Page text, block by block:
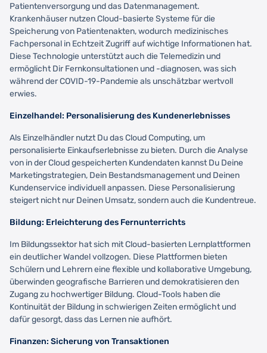
Patientenversorgung und das Datenmanagement.
Krankenhäuser nutzen Cloud-basierte Systeme für die
Speicherung von Patientenakten, wodurch medizinisches
Fachpersonal in Echtzeit Zugriff auf wichtige Informationen hat.
Diese Technologie unterstützt auch die Telemedizin und
ermöglicht Dir Fernkonsultationen und -diagnosen, was sich
während der COVID-19-Pandemie als unschätzbar wertvoll
erwies.
Einzelhandel: Personalisierung des Kundenerlebnisses
Als Einzelhändler nutzt Du das Cloud Computing, um
personalisierte Einkaufserlebnisse zu bieten. Durch die Analyse
von in der Cloud gespeicherten Kundendaten kannst Du Deine
Marketingstrategien, Dein Bestandsmanagement und Deinen
Kundenservice individuell anpassen. Diese Personalisierung
steigert nicht nur Deinen Umsatz, sondern auch die Kundentreue.
Bildung: Erleichterung des Fernunterrichts
Im Bildungssektor hat sich mit Cloud-basierten Lernplattformen
ein deutlicher Wandel vollzogen. Diese Plattformen bieten
Schülern und Lehrern eine flexible und kollaborative Umgebung,
überwinden geografische Barrieren und demokratisieren den
Zugang zu hochwertiger Bildung. Cloud-Tools haben die
Kontinuität der Bildung in schwierigen Zeiten ermöglicht und
dafür gesorgt, dass das Lernen nie aufhört.
Finanzen: Sicherung von Transaktionen